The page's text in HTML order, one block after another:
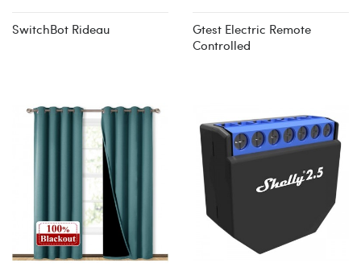
SwitchBot Rideau
Gtest Electric Remote
Controlled